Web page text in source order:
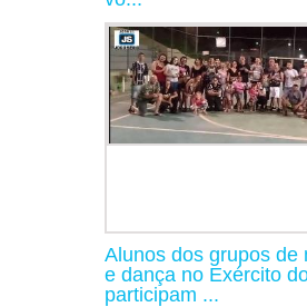
Alunos dos grupos de
e dança no Exército
participam ...